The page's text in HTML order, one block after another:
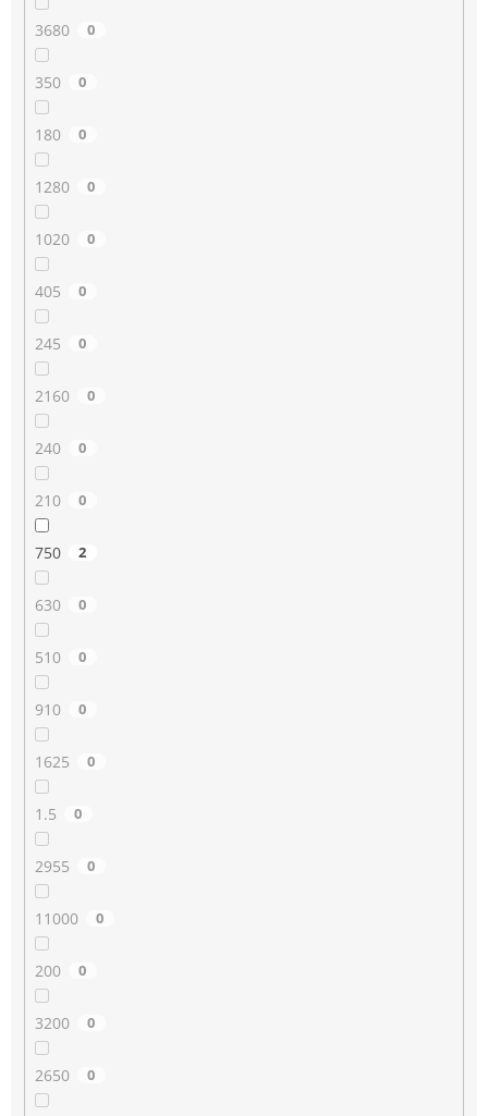
3680 0
350 0
180 0
1280 0
1020 0
405 0
245 0
2160 0
240 0
210 0
750 2
630 0
510 0
910 0
1625 0
1.5 0
2955 0
11000 0
200 0
3200 0
2650 0